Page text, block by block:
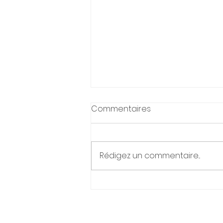
Commentaires
Rédigez un commentaire...